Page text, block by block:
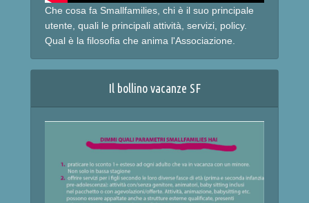
Che cosa fa Smallfamilies, chi è il suo principale
utente, quali le principali attività, servizi, policy.
Qual è la filosofia che anima l'Associazione.
Il bollino vacanze SF